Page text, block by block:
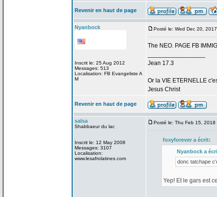
Revenir en haut de page
Nyanbock
Inscrit le: 25 Aug 2012
Messages: 513
Localisation: FB Evangeliste A
M
Posté le: Wed Dec 20,
The NEO. PAGE FB
Jean 17.3
Or la VIE ETERNELLE
Jesus Christ
Revenir en haut de page
salsa
Shabbaeur du lac
Inscrit le: 12 May 2008
Messages: 3107
Localisation:
www.lesafrolatines.com
Posté le: Thu Feb 15, 2018
foxyforever a écrit:
Nyanbock a
donc tatchape
Yep! Et le gars est